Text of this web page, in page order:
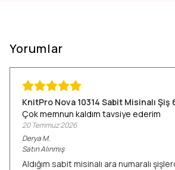
Yorumlar
KnitPro Nova 10314 Sabit Misinalı Şiş
Çok memnun kaldım tavsiye ederim
20 Temmuz 2026
DeryaM.
Satın Alınmış
Aldığım sabit misinalı ara numaralı